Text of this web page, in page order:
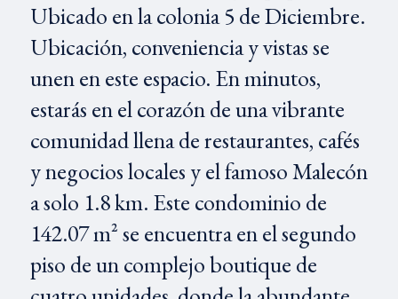
Ubicado en la colonia 5 de Diciembre.
Ubicación, conveniencia y vistas se
unen en este espacio. En minutos,
estarás en el corazón de una vibrante
comunidad llena de restaurantes, cafés
y negocios locales y el famoso Malecón
a solo 1.8 km. Este condominio de
142.07 m² se encuentra en el segundo
piso de un complejo boutique de